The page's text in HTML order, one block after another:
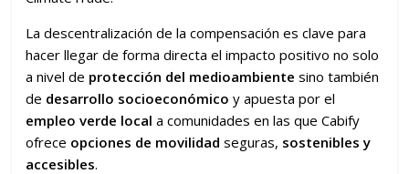
La descentralización de la compensación es clave para
hacer llegar de forma directa el impacto positivo no solo
a nivel de protección del medioambiente sino también
de desarrollo socioeconómico y apuesta por el
empleo verde locala comunidades en las que Cabify
ofrece opciones de movilidadseguras, sostenibles y
accesibles.